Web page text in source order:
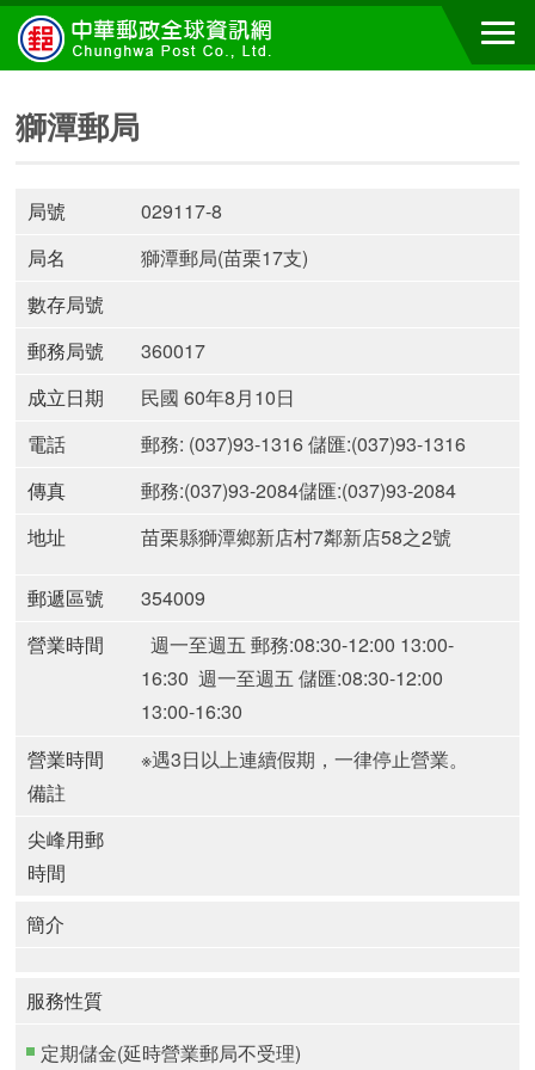
獅潭郵局
局號
029117-8
局名
獅潭郵局(苗栗17支)
數存局號
郵務局號
360017
成立日期
民國 60年8月10日
電話
郵務: (037)93-1316 儲匯:(037)93-1316
傳真
郵務:(037)93-2084儲匯:(037)93-2084
地址
苗栗縣獅潭鄉新店村7鄰新店58之2號
郵遞區號
354009
營業時間
週一至週五 郵務:08:30-12:00 13:00-
16:30 週一至週五 儲匯:08:30-12:00
13:00-16:30
營業時間
備註
※遇3日以上連續假期，一律停止營業。
尖峰用郵
時間
簡介
服務性質
定期儲金(延時營業郵局不受理)